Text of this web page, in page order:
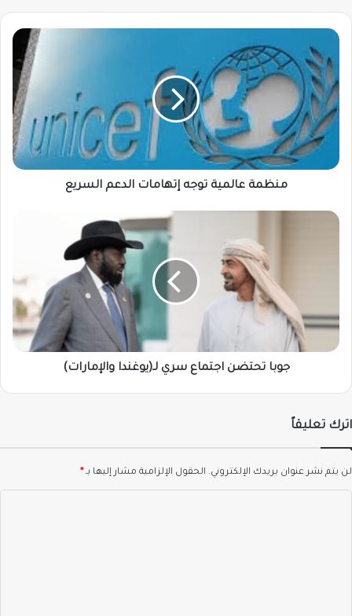
منظمة
عالمية
توجه
إتهامات
الدعم
السريع
منظمة عالمية توجه إتهامات الدعم السريع
جوبا
جوبا تحتضن اجتماع سري لـ(يوغندا والإمارات)
اترك تعليقاً
لن يتم نشر عنوان بريدك الإلكتروني. الحقول الإلزامية مشار إليها بـ*